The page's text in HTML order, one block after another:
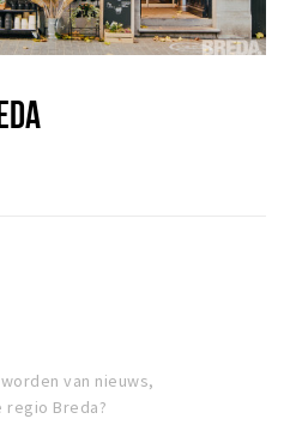
van nieuws,
regio Breda?